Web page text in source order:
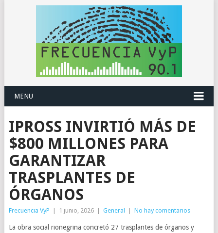
MENU
IPROSS INVIRTIÓ MÁS DE
$800 MILLONES PARA
GARANTIZAR
TRASPLANTES DE
ÓRGANOS
Frecuencia VyP 1 junio, 2026 General No hay comentarios
La obra social rionegrina concretó 27 trasplantes de órganos y